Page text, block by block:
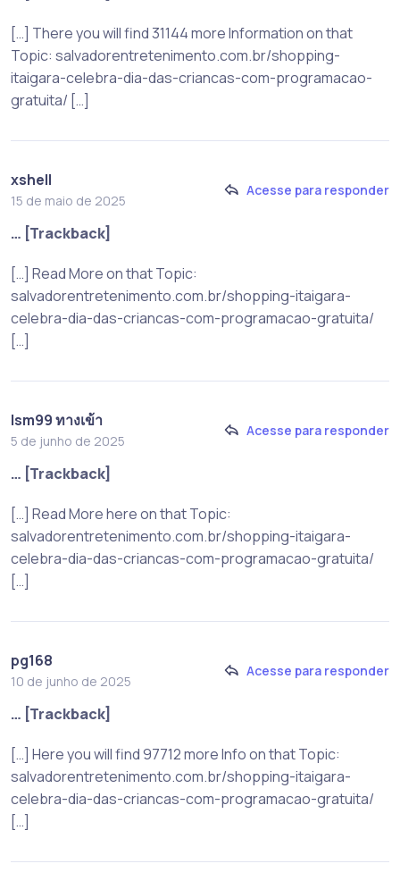
[…] There you will find 31144 more Information on that
Topic: salvadorentretenimento.com.br/shopping-
itaigara-celebra-dia-das-criancas-com-programacao-
gratuita/ […]
xshell
15 de maio de 2025
Acesse para responder
… [Trackback]
[…] Read More on that Topic:
salvadorentretenimento.com.br/shopping-itaigara-
celebra-dia-das-criancas-com-programacao-gratuita/
[…]
lsm99 ทางเข้า
5 de junho de 2025
Acesse para responder
… [Trackback]
[…] Read More here on that Topic:
salvadorentretenimento.com.br/shopping-itaigara-
celebra-dia-das-criancas-com-programacao-gratuita/
[…]
pg168
10 de junho de 2025
Acesse para responder
… [Trackback]
[…] Here you will find 97712 more Info on that Topic:
salvadorentretenimento.com.br/shopping-itaigara-
celebra-dia-das-criancas-com-programacao-gratuita/
[…]